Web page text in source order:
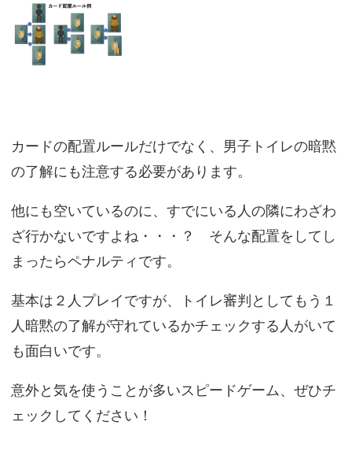
カードの配置ルールだけでなく、男子トイレの暗黙
の了解にも注意する必要があります。
他にも空いているのに、すでにいる人の隣にわざわ
ざ行かないですよね・・・？ そんな配置をしてし
まったらペナルティです。
基本は２人プレイですが、トイレ審判としてもう１
人暗黙の了解が守れているかチェックする人がいて
も面白いです。
意外と気を使うことが多いスピードゲーム、ぜひチ
ェックしてください！